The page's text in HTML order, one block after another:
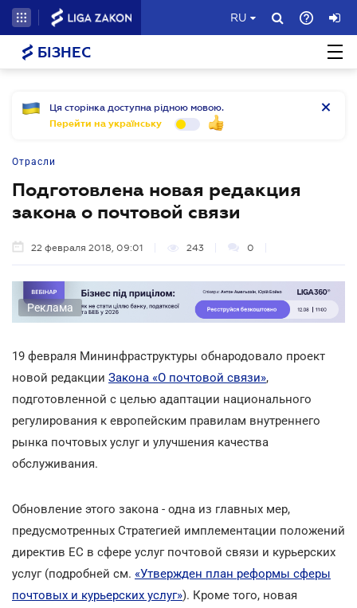
RU
БІЗНЕС
Ця сторінка доступна рідною мовою.
Перейти на українську
Отрасли
Подготовлена новая редакция
закона о почтовой связи
22 февраля 2018, 09:01 243 0
Реклама
19 февраля Мининфраструктуры обнародовало проект
новой редакции Закона «О почтовой связи»,
подготовленной с целью адаптации национального
регулирования к европейским правилам внутреннего
рынка почтовых услуг и улучшения качества
обслуживания.
Обновление этого закона - одна из главных мер,
предусмотренных Стратегией имплементации положений
директив ЕС в сфере услуг почтовой связи и курьерских
услуг (подробней см. «Утвержден план реформы сферы
почтовых и курьерских услуг»). Кроме того, новая